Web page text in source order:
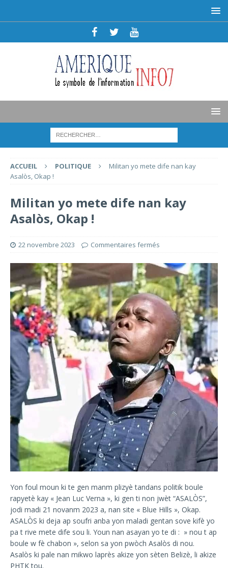
ACCUEIL POLITIQUE
Militan yo mete dife nan kay
Asalòs, Okap !
Militan yo mete dife nan kay
Asalòs, Okap !
22 novembre 2023 Commentaires fermés
Yon foul moun ki te gen manm plizyè tandans politik boule
rapyetè kay « Jean Luc Verna », ki gen ti non jwèt “ASALÒS”,
jodi madi 21 novanm 2023 a, nan site « Blue Hills », Okap.
ASALÒS ki deja ap soufri anba yon maladi gentan sove kifè yo
pa t rive mete dife sou li. Youn nan asayan yo te di : » nou t ap
boule w fè chabon », selon sa yon pwòch Asalòs di nou.
Asalòs ki pale nan mikwo laprès akize yon sèten Belizè, li akize
PHTK tou.